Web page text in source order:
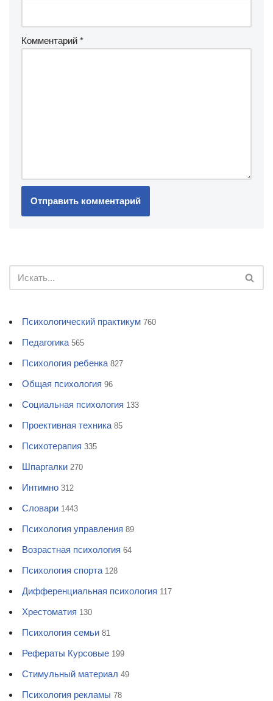
Комментарий *
Психологический практикум 760
Педагогика 565
Психология ребенка 827
Общая психология 96
Социальная психология 133
Проективная техника 85
Психотерапия 335
Шпаргалки 270
Интимно 312
Словари 1443
Психология управления 89
Возрастная психология 64
Психология спорта 128
Дифференциальная психология 117
Хрестоматия 130
Психология семьи 81
Рефераты Курсовые 199
Стимульный материал 49
Психология рекламы 78